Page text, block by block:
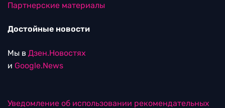
Партнерские материалы
Достойные новости
Мы в Дзен.Новостях
и Google.News
Уведомление об использовании рекомендательных